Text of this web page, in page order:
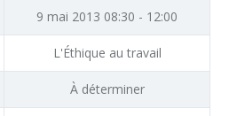
9 mai 2013 08:30 - 12:00
L'Éthique au travail
À déterminer